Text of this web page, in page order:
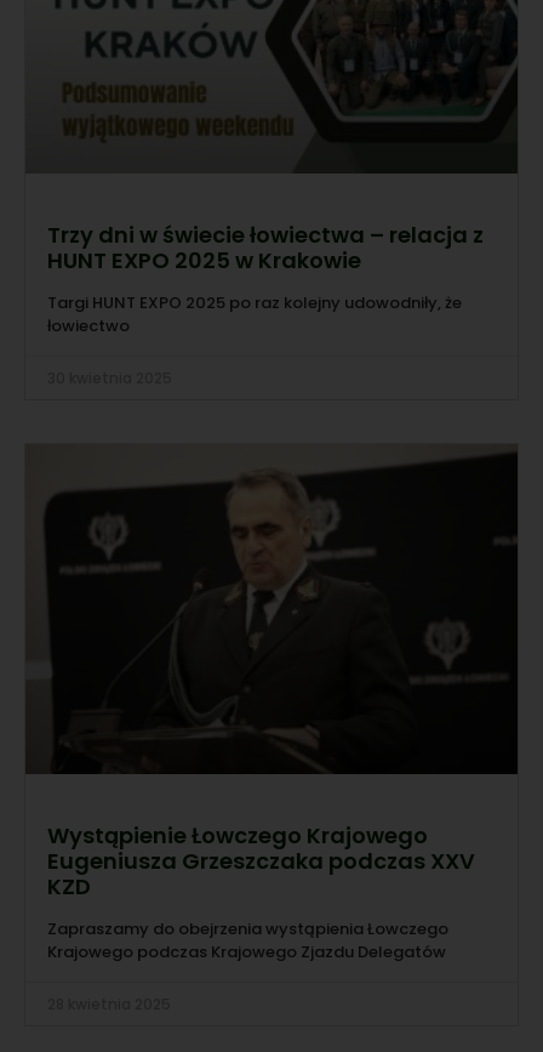
Trzy dni w świecie łowiectwa – relacja z
HUNT EXPO 2025 w Krakowie
Targi HUNT EXPO 2025 po raz kolejny udowodniły, że
łowiectwo
Wystąpienie Łowczego Krajowego
Eugeniusza Grzeszczaka podczas XXV
KZD
Zapraszamy do obejrzenia wystąpienia Łowczego
Krajowego podczas Krajowego Zjazdu Delegatów